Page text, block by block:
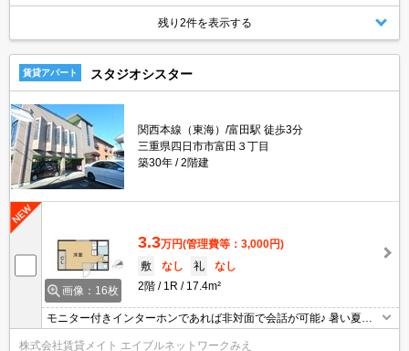
残り2件を表示する
賃貸アパート スタジオシスター
関西本線（東海）/富田駅 徒歩3分
三重県四日市市富田３丁目
築30年
2階建
画像：16枚
3.3万円(管理費等：3,000円)
敷
なし 礼
なし
2階
1R 17.4m²
モニター付きインターホンであれば非対面で会話が可能♪ 暑い夏・
寒い冬に大活躍のエアコン♪エアコン付き物件ならオールシーズン快
適に過ごせます◎
株式会社賃貸メイト エイブルネットワークみえ